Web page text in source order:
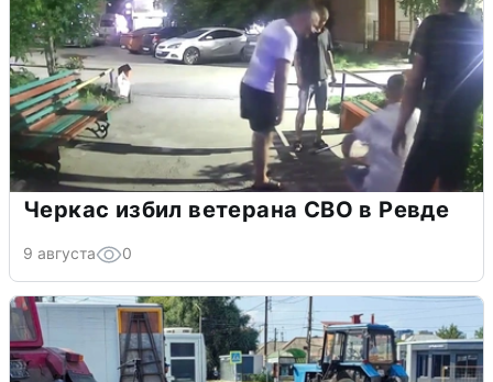
Черкас избил ветерана СВО в Ревде
9 августа 0